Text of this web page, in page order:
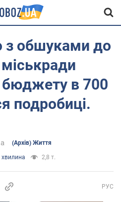
обшуками до
міськради
бюджету в 700
подробиці.
(Архів) Життя
хвилина 2,8 т.
РУС